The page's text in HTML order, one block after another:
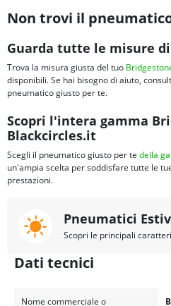
Non trovi il
Guarda tutte le misure di
Trova la misura giusta del tuo
disponibili. Se hai bisogno di aiuto,
pneumatico giusto per te.
Scopri l'intera gamma
Blackcircles.it
Scegli il pneumatico giusto per te della
un'ampia scelta per soddisfare tutte le
prestazioni.
Pneumatici
Scopri le principali
Dati tecnici
Nome commerciale o